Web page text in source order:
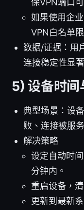
如果使用企
VPN白名单限
数据/证据：用
连接稳定性显
5) 设备时间
典型场景：设
败、连接被服
解决策略
设定自动时
分钟内。
重启设备，
更新到最新